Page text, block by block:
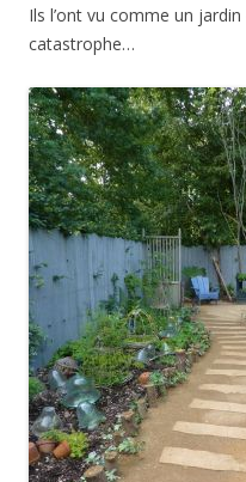
Ils l’ont vu comme un
catastrophe…